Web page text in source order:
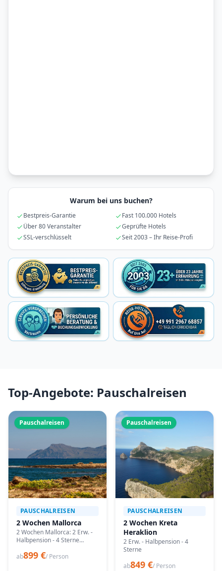
Warum bei uns buchen?
Bestpreis-Garantie
Fast 100.000 Hotels
Über 80 Veranstalter
Geprüfte Hotels
SSL-verschlüsselt
Seit 2003 – Ihr Reise-Profi
Top-Angebote: Pauschalreisen
Pauschalreisen
PAUSCHALREISEN
2 Wochen Mallorca
2 Wochen Mallorca: 2 Erw. -
Halbpension - 4 Sterne
passende Termine prüfen
ab899 €/ Person
Pauschalreisen
PAUSCHALREISEN
2 Wochen Kreta
Heraklion
2 Erw. - Halbpension - 4
Sterne
ab849 €/ Person